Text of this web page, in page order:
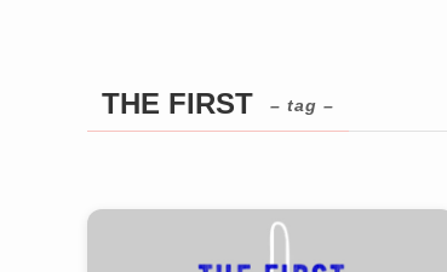
THE FIRST – tag –